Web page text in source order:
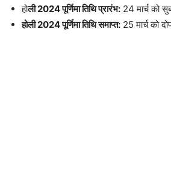
होली 2024 पूर्णिमा तिथि प्रारंभ: 24 मार्च को
होली 2024 पूर्णिमा तिथि समाप्त: 25 मार्च को